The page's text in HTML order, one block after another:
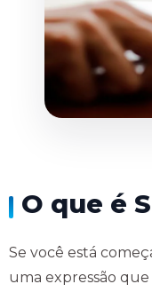
O que é
Se você está
uma expressão